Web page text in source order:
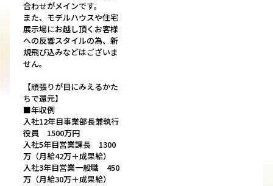
合わせがメインです。
また、モデルハウスや住宅
展示場にお越し頂くお客様
への反響スタイルの為、新
規飛び込みなどはございま
せん。
【頑張りが目にみえるかた
ちで還元】
■年収例
入社12年目事業部長兼執行
役員 1500万円
入社5年目営業課長 1300
万（月給42万＋成果給）
入社3年目営業一般職 450
万（月給30万＋成果給）